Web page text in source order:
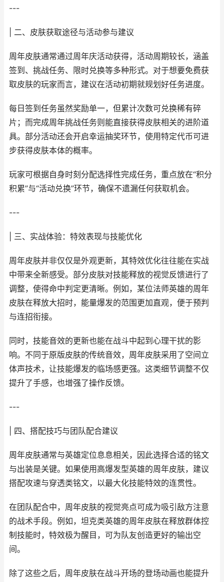
---
| 二、皮肤获取途径与活动参与建议
周年皮肤通常通过周年庆活动获得，活动周期较长，涵盖
签到、挑战任务、限时兑换等多种形式。对于想要免费获
取皮肤的玩家而言，建议在活动初期就规划好任务进度。
每日签到任务虽然奖励单一，但累计次数可兑换稀有碎
片；而完成周年挑战任务则能直接获得皮肤相关的进阶道
具。部分活动还会开启幸运抽奖环节，使用特定代币可进
步获得皮肤本体的概率。
玩家可根据自身时刻分配选择性完成任务，重点放在“积分
积累”与“活动兑换”环节，确保不遗漏任何获取机会。
---
| 三、实战体验：特效表现与技能优化
周年皮肤并非仅仅是外观更新，其特效优化往往能在实战
中带来全新感受。部分皮肤对技能释放的视觉反馈进行了
调整，使得命中判定更清晰。例如，某位法师英雄的周年
皮肤在释放大招时，能量爆发的范围更加直观，便于预判
与连招衔接。
同时，技能音效的更新也能在战斗中起到心理干扰的影
响。不同于原版皮肤的传统音效，周年皮肤采用了空间立
体声技术，让技能爆发的临场感更强。这类细节调整不仅
提升了手感，也增强了操作反馈。
---
| 四、搭配技巧与团队配合建议
周年皮肤通常与英雄定位息息相关，因此选择合适的铭文
与出装是关键。如果使用高爆发型英雄的周年皮肤，建议
搭配攻速与穿透类铭文，以最大化技能特效的连贯性。
在团队配合中，周年皮肤的视觉亮点可成为吸引敌方注意
的战术手段。例如，坦克类英雄的周年皮肤在释放群体控
制技能时，特效极为醒目，可为队友创造更好的输出空
间。
除了这些之后，周年皮肤在战斗开场的登场动画也能提升